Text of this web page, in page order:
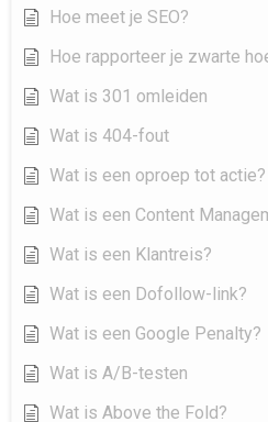
Hoe meet je SEO?
Hoe rapporteer je zwarte
Wat is 301 omleiden
Wat is 404-fout
Wat is een oproep tot actie?
Wat is een Content
Wat is een Klantreis?
Wat is een Dofollow-link?
Wat is een Google Penalty?
Wat is A/B-testen
Wat is Above the Fold?